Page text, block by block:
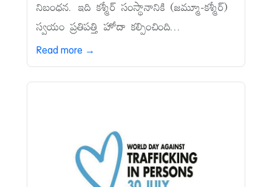
నిబంధన. ఇది కశ్మీర్‌ సంస్థానానికి (జమ్మూ-కశ్మీర్‌)
స్వయం ప్రతిపత్తి హోదా కల్పించింది...
Read more →